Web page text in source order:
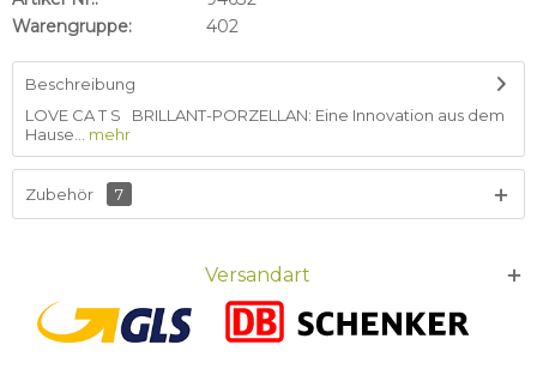
Warengruppe:
402
Beschreibung
LOVE CA T S BRILLANT-PORZELLAN: Eine Innovation aus dem
Hause...
mehr
Zubehör 7
Versandart